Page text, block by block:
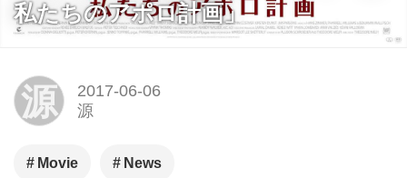
私たちのアポロ計画」
源
2017-06-06
源
Movie News